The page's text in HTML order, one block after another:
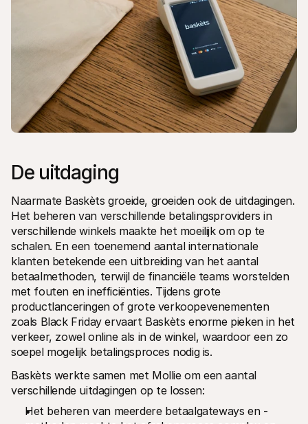
De uitdaging
Naarmate Baskèts groeide, groeiden ook de uitdagingen.
Het beheren van verschillende betalingsproviders in
verschillende winkels maakte het moeilijk om op te
schalen. En een toenemend aantal internationale
klanten betekende een uitbreiding van het aantal
betaalmethoden, terwijl de financiële teams worstelden
met fouten en inefficiënties. Tijdens grote
productlanceringen of grote verkoopevenementen
zoals Black Friday ervaart Baskèts enorme pieken in het
verkeer, zowel online als in de winkel, waardoor een zo
soepel mogelijk betalingsproces nodig is.
Baskèts werkte samen met Mollie om een aantal
verschillende uitdagingen op te lossen:
Het beheren van meerdere betaalgateways en -